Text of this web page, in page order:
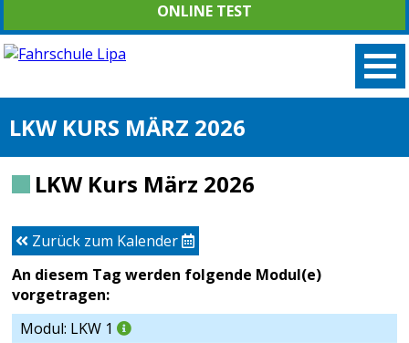
ONLINE TEST
LKW KURS MÄRZ 2026
LKW Kurs März 2026
Zurück zum Kalender
An diesem Tag werden folgende Modul(e)
vorgetragen:
Modul: LKW 1